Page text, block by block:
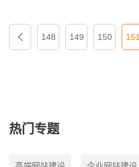
148 149 150 151
热门专题